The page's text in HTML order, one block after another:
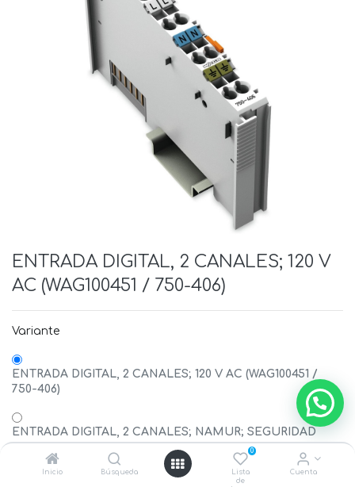
Inicio Búsqueda
0
Lista
de
Cuenta
ENTRADA DIGITAL, 2 CANALES; 120 V
AC (WAG100451 / 750-406)
Variante
ENTRADA DIGITAL, 2 CANALES; 120 V AC (WAG100451 /
750-406)
ENTRADA DIGITAL, 2 CANALES; NAMUR; SEGURIDAD
INTRINSECA (WAG100455 / 750-438)